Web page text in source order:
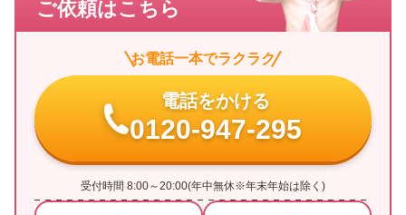
ご依頼はこちら
お電話一本でラクラク
電話をかける
0120-947-295
受付時間 8:00～20:00(年中無休※年末年始は除く)